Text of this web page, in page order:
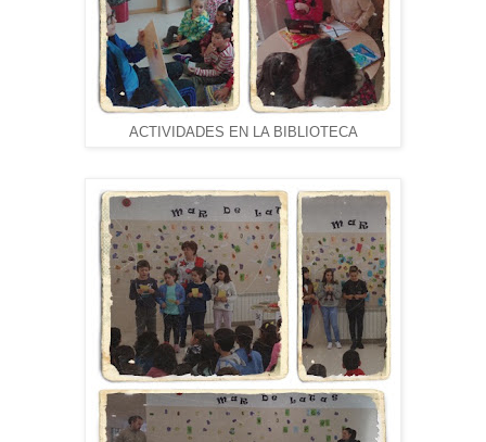
ACTIVIDADES EN LA BIBLIOTECA